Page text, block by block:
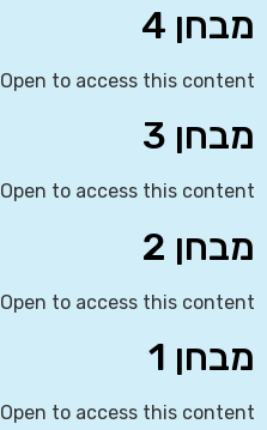
מבחן 4
Open to access this content
מבחן 3
Open to access this content
מבחן 2
Open to access this content
מבחן 1
Open to access this content